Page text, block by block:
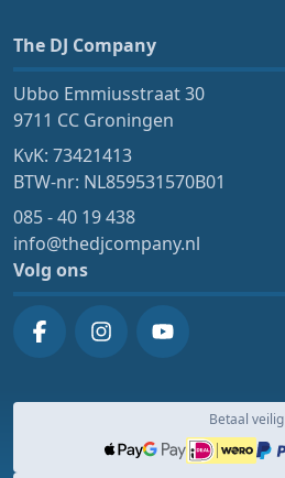
The DJ Company
Ubbo Emmiusstraat 30
9711 CC Groningen
KvK: 73421413
BTW-nr: NL859531570B01
085 - 40 19 438
info@thedjcompany.nl
Volg ons
Betaal veilig